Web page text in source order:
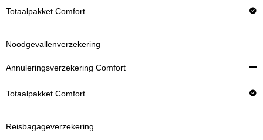
Noodgevallenverzekering
Reisbagageverzekering